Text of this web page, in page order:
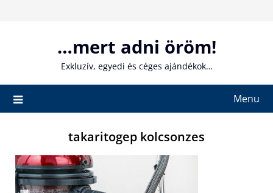
…mert adni öröm!
Exkluzív, egyedi és céges ajándékok…
Menu
takaritogep kolcsonzes